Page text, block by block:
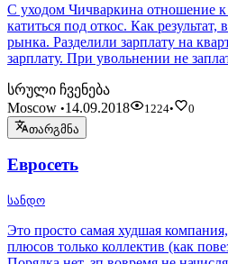
С уходом Чичваркина отношение к
катиться под откос. Как
рынка. Разделили зарплату на
зарплату. При увольнении не
სრული ჩვენება
Moscow •14.09.2018 1224•
0
თარგმნა
Евросеть
სანდო
Это просто самая худшая
плюсов только коллектив (как